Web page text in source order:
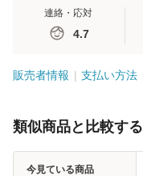
連絡・応対
4.7
販売者情報 支払い方法
類似商品と比較する
今見ている商品